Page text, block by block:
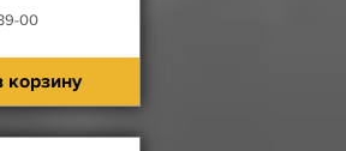
00
корзину